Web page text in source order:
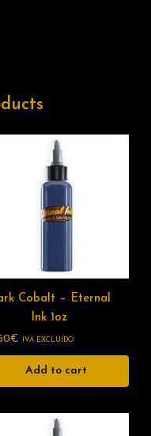
Cobalt – Eternal
Ink 1oz
€ IVA EXCLUIDO
Add to cart